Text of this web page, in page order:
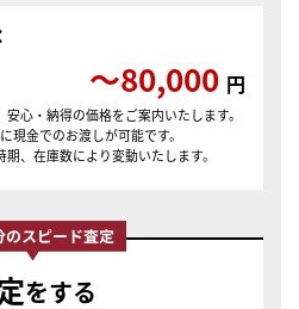
〜80,000 円
心・納得の価格をご案内いたします。
現金でのお渡しが可能です。
、在庫数により変動いたします。
をする